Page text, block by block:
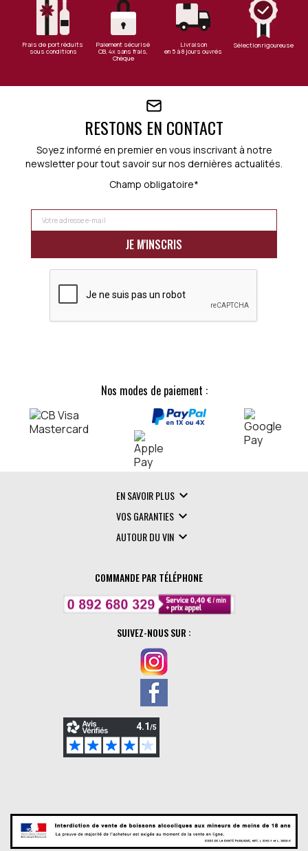
Frais de port réduits
sous conditions
Paiement sécurisé
CB, 4x sans frais,
Chèque
Livraison
en 5 à 8 jours ouvrés
Sélection rigoureuse
RESTONS EN CONTACT
Soyez informé en premier en vous inscrivant à notre
newsletter pour tout savoir sur nos dernières actualités.
Champ obligatoire*
Nos modes de paiement :
EN SAVOIR PLUS 
VOS GARANTIES 
AUTOUR DU VIN 
COMMANDE PAR TÉLÉPHONE
SUIVEZ-NOUS SUR :